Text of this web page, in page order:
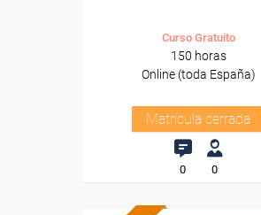
Curso Gratuito
150 horas
Online (toda España)
Matrícula cerrada
0 0